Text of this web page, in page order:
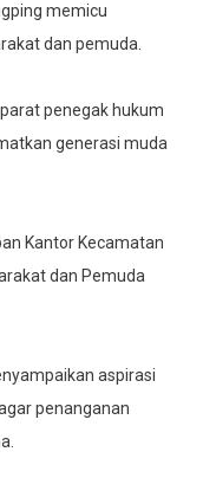
memicu
dan pemuda.
penegak hukum
generasi muda
Kantor Kecamatan
dan Pemuda
aspirasi
penanganan